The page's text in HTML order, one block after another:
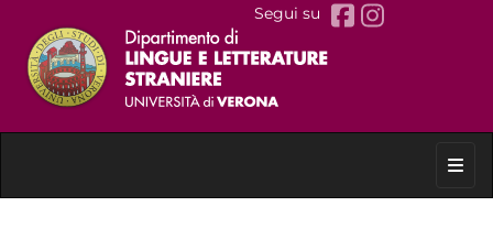
Segui su